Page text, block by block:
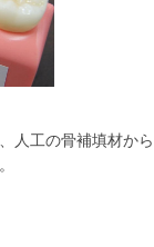
人工の骨補填材から